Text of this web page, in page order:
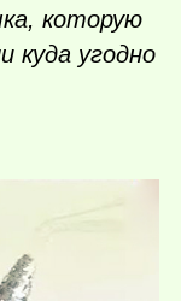
которую
куда угодно